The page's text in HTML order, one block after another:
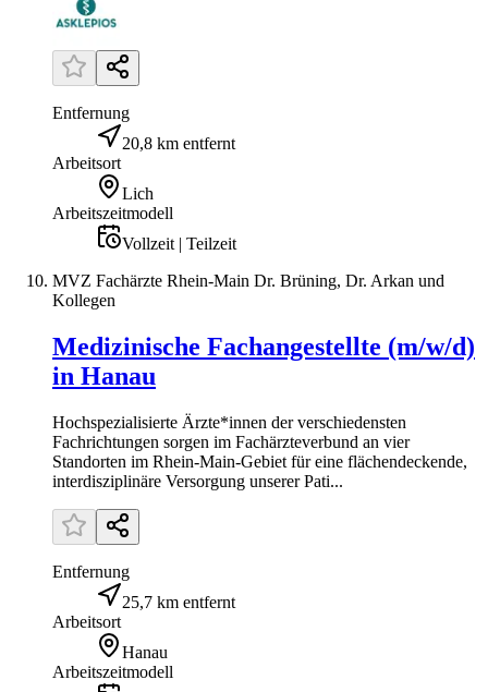
Entfernung
20,8 km entfernt
Arbeitsort
Lich
Arbeitszeitmodell
Vollzeit | Teilzeit
MVZ Fachärzte Rhein-Main Dr. Brüning, Dr. Arkan und
Kollegen
Medizinische Fachangestellte (m/w/d)
in Hanau
Hochspezialisierte Ärzte*innen der verschiedensten
Fachrichtungen sorgen im Fachärzteverbund an vier
Standorten im Rhein-Main-Gebiet für eine flächendeckende,
interdisziplinäre Versorgung unserer Pati...
Entfernung
25,7 km entfernt
Arbeitsort
Hanau
Arbeitszeitmodell